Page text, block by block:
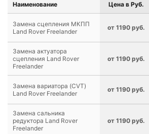
Наименование Цена в Руб.
Замена сцепления МКПП
Land Rover Freelander
от 1190 руб.
Замена актуатора
сцепления Land Rover
Freelander
от 1190 руб.
Замена вариатора (CVT)
Land Rover Freelander
от 1190 руб.
Замена сальника
редуктора Land Rover
Freelander
от 1190 руб.